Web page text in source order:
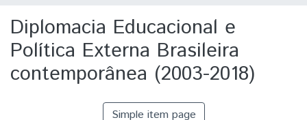
Diplomacia Educacional e
Política Externa Brasileira
contemporânea (2003-2018)
Simple item page